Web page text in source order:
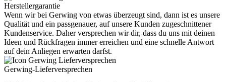
Herstellergarantie
Wenn wir bei Gerwing von etwas überzeugt sind, dann ist es unsere
Qualität und ein passgenauer, auf unsere Kunden zugeschnittener
Kundenservice. Daher versprechen wir dir, dass du uns mit deinen
Ideen und Rückfragen immer erreichen und eine schnelle Antwort
auf dein Anliegen erwarten darfst.
Gerwing-Lieferversprechen